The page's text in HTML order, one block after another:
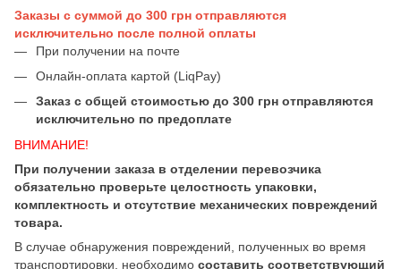
Заказы с суммой до 300 грн отправляются
исключительно после полной оплаты
При получении на почте
Онлайн-оплата картой (LiqPay)
Заказ с общей стоимостью до 300 грн отправляются
исключительно по предоплате
ВНИМАНИЕ!
При получении заказа в отделении перевозчика
обязательно проверьте целостность упаковки,
комплектность и отсутствие механических повреждений
товара.
В случае обнаружения повреждений, полученных во время
транспортировки, необходимо составить соответствующий